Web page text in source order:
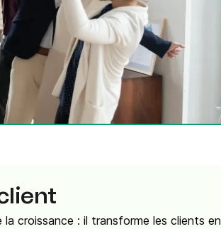
croissance : il transforme les clients en